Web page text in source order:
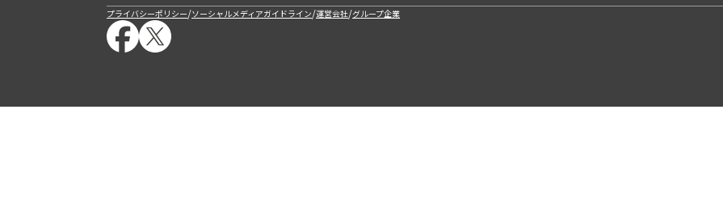
プライバシーポリシー/ソーシャルメディアガイドライン/運営会社/グループ企業